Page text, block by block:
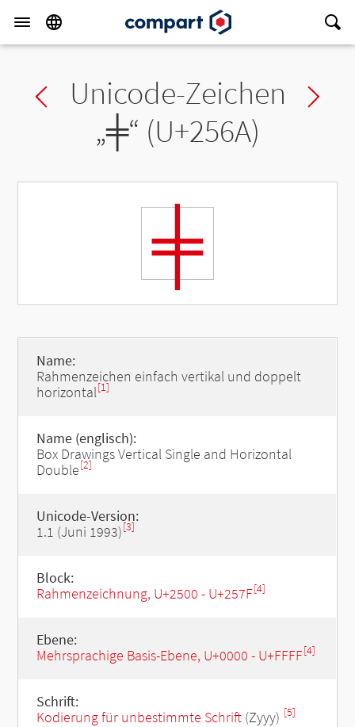
Previous char
Unicode-Zeichen
„╪“ (U+256A)
╪
Name:
Rahmenzeichen einfach vertikal und doppelt
horizontal[1]
Name (englisch):
Box Drawings Vertical Single and Horizontal
Double[2]
Unicode-Version:
1.1 (Juni 1993)[3]
Block:
Rahmenzeichnung, U+2500 - U+257F[4]
Ebene:
Mehrsprachige Basis-Ebene, U+0000 - U+FFFF[4]
Schrift:
Kodierung für unbestimmte Schrift(Zyyy) [5]